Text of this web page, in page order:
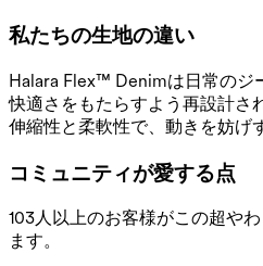
私たちの生地の違い
Halara Flex™ Denimは日常のジ
快適さをもたらすよう再設計さ
伸縮性と柔軟性で、動きを妨げ
コミュニティが愛する点
103人以上のお客様がこの超や
ます。